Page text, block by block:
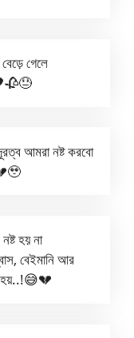
গেলে
আমরা নষ্ট করবো
হয় না
বেইমানি আর
হয়..!😅💔